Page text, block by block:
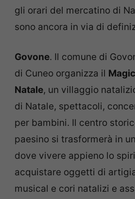
gli orari del mercatino di
sono ancora in via di
Govone. Il comune di
di Cuneo organizza il
Natale, un villaggio
di Natale, spettacoli,
per bambini. Il centro
paesino si trasformerà in
dove vivere appieno lo
acquistare oggetti di
musical e cori natalizi e